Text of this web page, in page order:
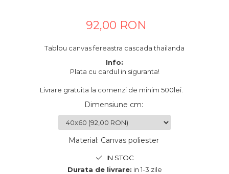
92,00 RON
Tablou canvas fereastra cascada thailanda
Info:
Plata cu cardul in siguranta!
Livrare gratuita la comenzi de minim 500lei.
Dimensiune cm:
Material: Canvas poliester
IN STOC
Durata de livrare: in 1-3 zile